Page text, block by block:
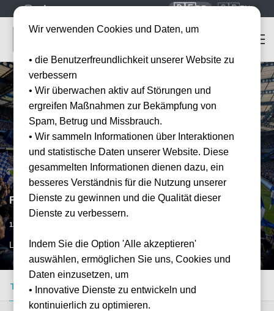
🇩🇪DE 🇬🇧EN
FC Chelsea vs Hull City
12.09.2026
LON, GB
Tickets kaufen Event-Info FAQ
Wir verwenden Cookies und Daten, um
• die Benutzerfreundlichkeit unserer Website zu
verbessern
• Wir überwachen aktiv auf Störungen und
ergreifen Maßnahmen zur Bekämpfung von
Spam, Betrug und Missbrauch.
• Wir sammeln Informationen über Interaktionen
und statistische Daten unserer Website. Diese
gesammelten Informationen dienen dazu, ein
besseres Verständnis für die Nutzung unserer
Dienste zu gewinnen und die Qualität dieser
Dienste zu verbessern.
Indem Sie die Option 'Alle akzeptieren'
auswählen, ermöglichen Sie uns, Cookies und
Daten einzusetzen, um
• Innovative Dienste zu entwickeln und
kontinuierlich zu optimieren.